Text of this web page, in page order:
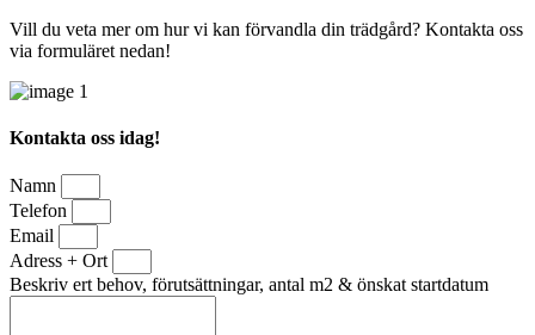
Vill du veta mer om hur vi kan förvandla din trädgård? Kontakta oss
via formuläret nedan!
Kontakta oss idag!
Namn
Telefon
Email
Adress + Ort
Beskriv ert behov, förutsättningar, antal m2 & önskat startdatum